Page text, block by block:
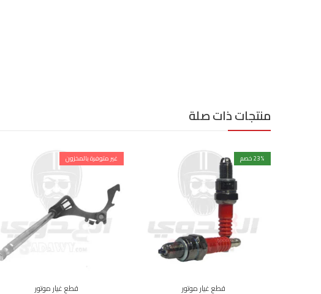
منتجات ذات صلة
23% خصم
قطع غيار موتور
غير متوفرة بالمخزون
قطع غيار موتور